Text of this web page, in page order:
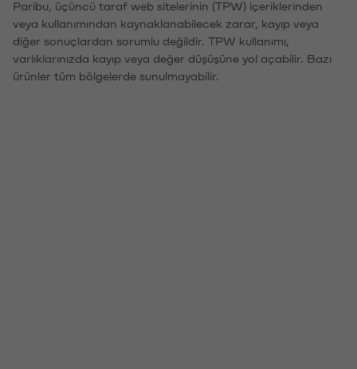
Paribu, üçüncü taraf web sitelerinin (TPW) içeriklerinden
veya kullanımından kaynaklanabilecek zarar, kayıp veya
diğer sonuçlardan sorumlu değildir. TPW kullanımı,
varlıklarınızda kayıp veya değer düşüşüne yol açabilir. Bazı
ürünler tüm bölgelerde sunulmayabilir.